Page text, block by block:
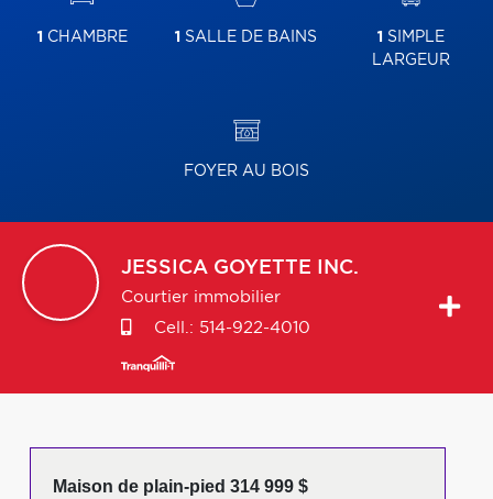
1 CHAMBRE 1 SALLE DE BAINS 1 SIMPLE
LARGEUR
FOYER AU BOIS
JESSICA GOYETTE INC.
Courtier immobilier
Cell.: 514-922-4010
Maison de plain-pied 314 999 $